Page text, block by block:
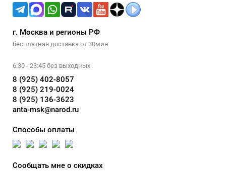
г. Москва и регионы РФ
бесплатная доставка от 30мин
6:30 - 23:45 без выходных
8 (925) 402-8057
8 (925) 219-0024
8 (925) 136-3623
anta-msk@narod.ru
Способы оплаты
Сообщать мне о скидках